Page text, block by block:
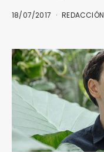
18/07/2017 REDACCIÓN